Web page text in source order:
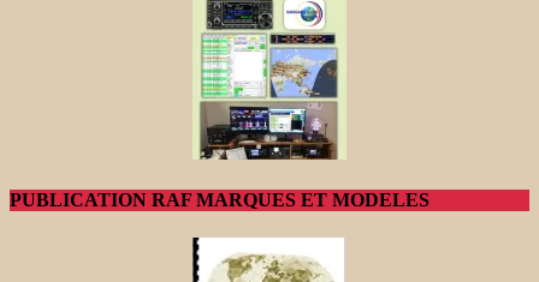
PUBLICATION RAF MARQUES ET MODELES